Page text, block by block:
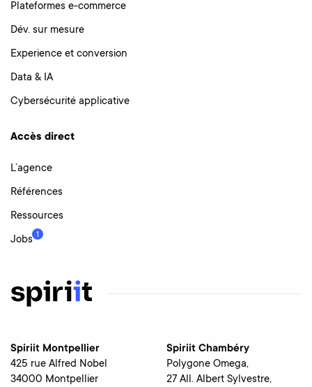
Plateformes e-commerce
Dév. sur mesure
Experience et conversion
Data & IA
Cybersécurité applicative
Accès direct
L’agence
Références
Ressources
Jobs 1
Spiriit Montpellier
425 rue Alfred Nobel
34000 Montpellier
Spiriit Chambéry
Polygone Omega,
27 All. Albert Sylvestre,